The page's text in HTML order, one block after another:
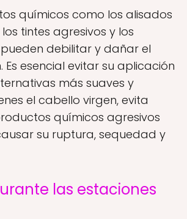
químicos como los alisados
tintes agresivos y los
debilitar y dañar el
Es esencial evitar su aplicación
más suaves y
el cabello virgen, evita
químicos agresivos
su ruptura, sequedad y
las estaciones